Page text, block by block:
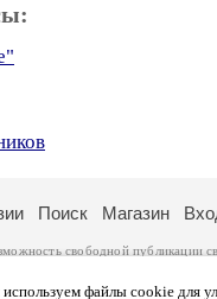
файлы cookie для
Поиск Магазин
свободной публикации
и охраняются
.
авторы несут